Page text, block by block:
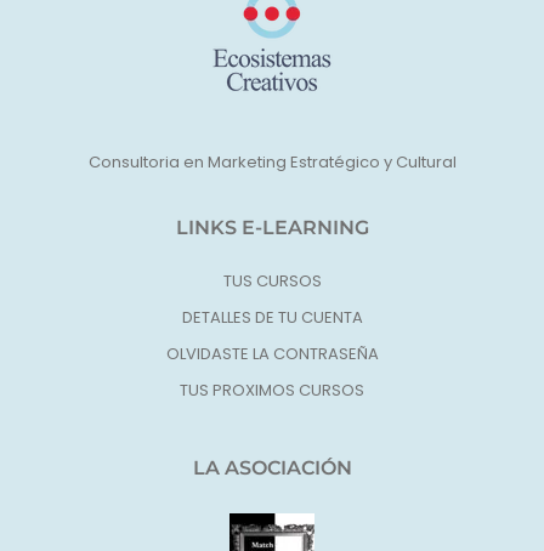
Consultoria en Marketing Estratégico y Cultural
LINKS E-LEARNING
TUS CURSOS
DETALLES DE TU CUENTA
OLVIDASTE LA CONTRASEÑA
TUS PROXIMOS CURSOS
LA ASOCIACIÓN